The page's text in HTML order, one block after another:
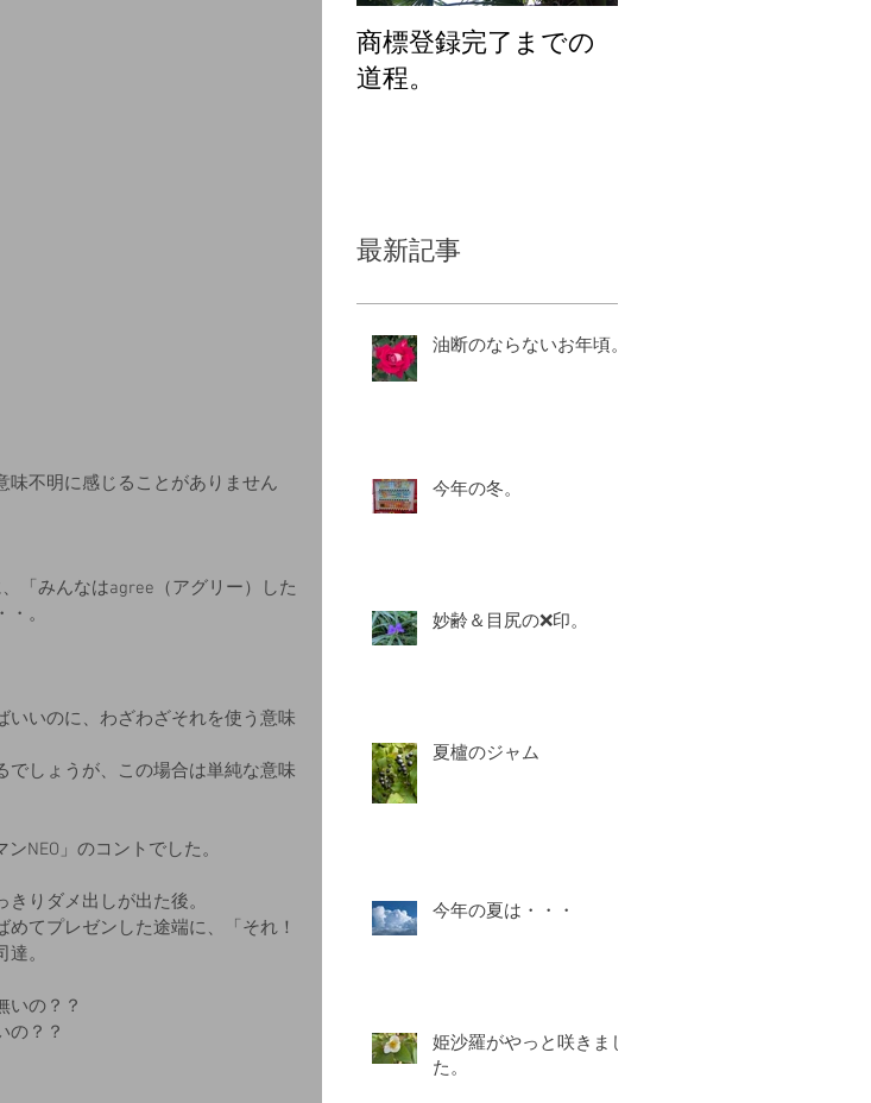
味不明に感じることがありません
「みんなはagree（アグリー）した
。
いのに、わざわざそれを使う意味
でしょうが、この場合は単純な意味
NEO」のコントでした。
りダメ出しが出た後。
てプレゼンした途端に、「それ！
。
いの？？
の？？
商標登録完了までの
道程。
最新記事
油断のならないお年頃。
今年の冬。
妙齢＆目尻の❌印。
夏櫨のジャム
今年の夏は・・・
姫沙羅がやっと咲きまし
た。